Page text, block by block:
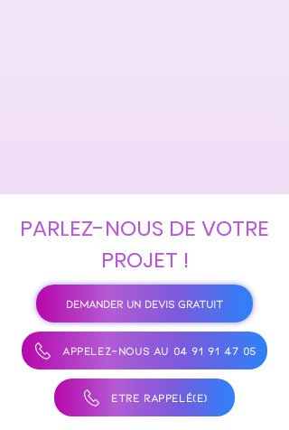
PARLEZ-NOUS DE VOTRE
PROJET !
DEMANDER UN DEVIS GRATUIT
APPELEZ-NOUS AU 04 91 91 47 05
ÊTRE RAPPELÉ(E)